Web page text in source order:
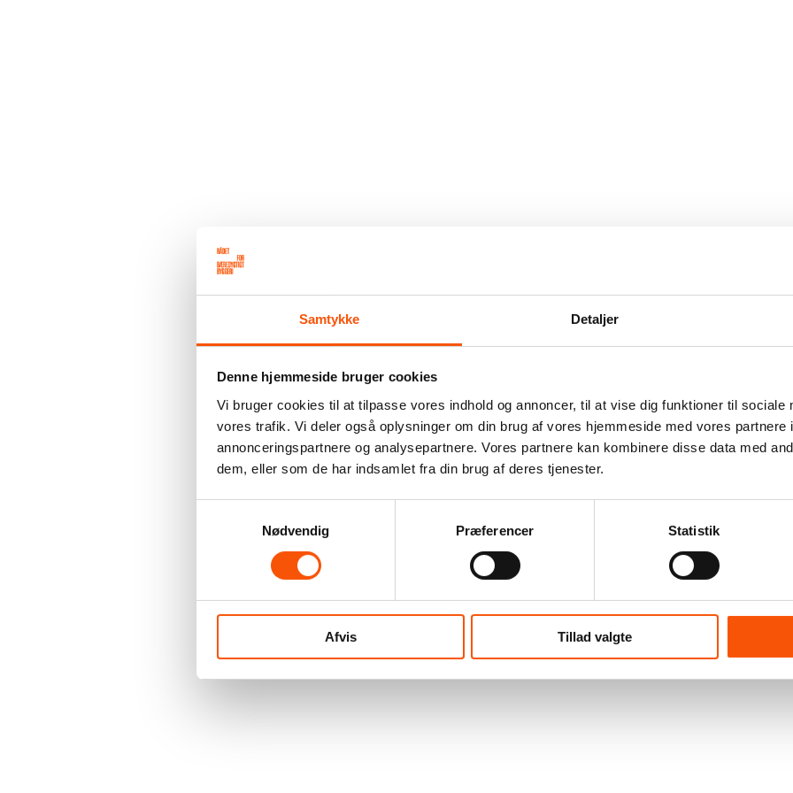
Samtykke Detaljer
Denne hjemmeside bruger cookies
Vi bruger cookies til at tilpasse vores indhold og annoncer, til at vise dig funktioner til sociale
vores trafik. Vi deler også oplysninger om din brug af vores hjemmeside med vores partnere
annonceringspartnere og analysepartnere. Vores partnere kan kombinere disse data med
dem, eller som de har indsamlet fra din brug af deres tjenester.
Nødvendig
Præferencer Statistik
Afvis Tillad valgte